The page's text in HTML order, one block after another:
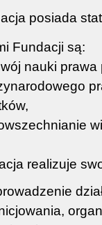
posiada
Fundacji są:
nauki
realizuje